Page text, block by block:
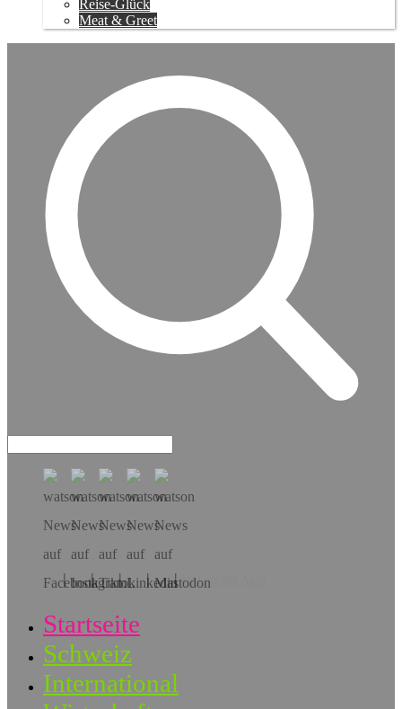
Reise-Glück
Meat & Greet
Hol dir die App!
Startseite
Schweiz
International